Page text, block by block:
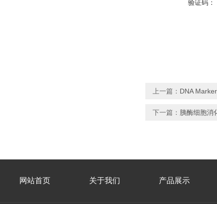
验证码：
上一篇： DNA
下一篇： 胰酶细胞消
网站首页 关于我们 产品展示